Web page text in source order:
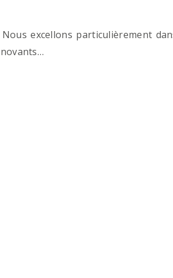
excellons particulièrement